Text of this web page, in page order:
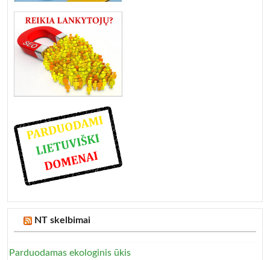
NT skelbimai
Parduodamas ekologinis ūkis